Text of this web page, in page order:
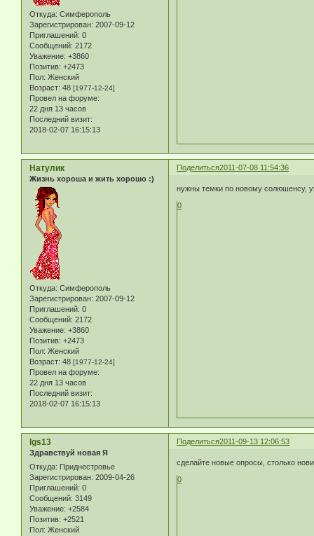
Откуда: Симферополь
Зарегистрирован: 2007-09-12
Приглашений: 0
Сообщений: 2172
Уважение: +3860
Позитив: +2473
Пол: Женский
Возраст: 48 [1977-12-24]
Провел на форуме:
22 дня 13 часов
Последний визит:
2018-02-07 16:15:13
Поделиться2011-07-08 11:54:36
Натулик
Жизнь хороша и жить хорошо :)
Откуда: Симферополь
Зарегистрирован: 2007-09-12
Приглашений: 0
Сообщений: 2172
Уважение: +3860
Позитив: +2473
Пол: Женский
Возраст: 48 [1977-12-24]
Провел на форуме:
22 дня 13 часов
Последний визит:
2018-02-07 16:15:13
нужны темки по новому солюшенсу,
0
Поделиться2011-09-13 12:06:53
lgs13
Здравствуй новая Я
Откуда: Приднестровье
Зарегистрирован: 2009-04-26
Приглашений: 0
Сообщений: 3149
Уважение: +2584
Позитив: +2521
Пол: Женский
сделайте новые опросы, столько
0